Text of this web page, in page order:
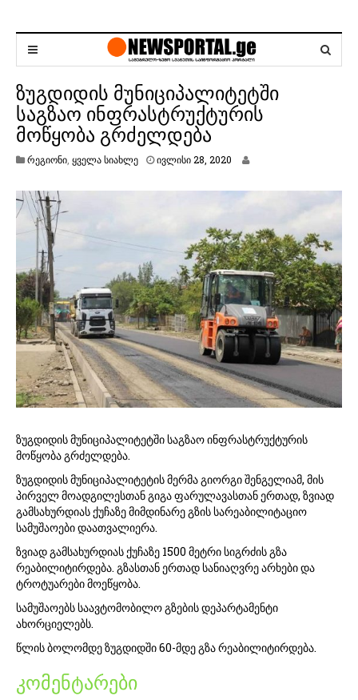
ზუგდიდის მუნიციპალიტეტში
საგზაო ინფრასტრუქტურის
მოწყობა გრძელდება
რეგიონი ყველა სიახლე ივლისი 28, 2020
ი
2
8
,
2
0
2
0
ზუგდიდის მუნიციპალიტეტში საგზაო ინფრასტრუქტურის
მოწყობა გრძელდება.
ზუგდიდის მუნიციპალიტეტის მერმა გიორგი შენგელიამ, მის
პირველ მოადგილესთან გიგა ფარულავასთან ერთად, ზვიად
გამსახურდიას ქუჩაზე მიმდინარე გზის სარეაბილიტაციო
სამუშაოები დაათვალიერა.
ზვიად გამსახურდიას ქუჩაზე 1500 მეტრი სიგრძის გზა
რეაბილიტირდება. გზასთან ერთად სანიაღვრე არხები და
ტროტუარები მოეწყობა.
სამუშაოებს საავტომობილო გზების დეპარტამენტი
ახორციელებს.
წლის ბოლომდე ზუგდიდში 60-მდე გზა რეაბილიტირდება.
კომენტარები